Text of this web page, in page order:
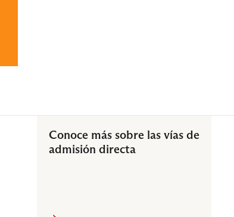
Conoce más sobre las vías de
admisión directa